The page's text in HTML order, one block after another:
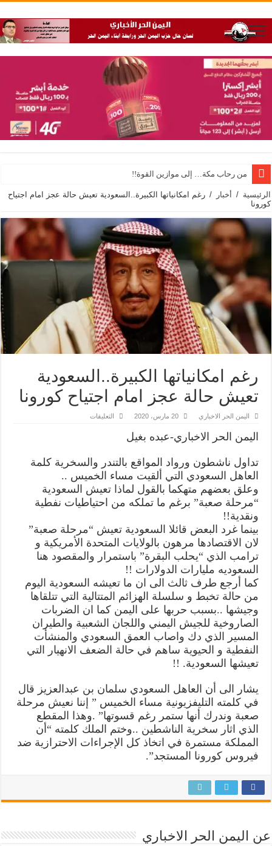
من رحاب مكة… إلى موازين القوة!!
الرئيسية / أخبار / رغم امكانياتها الكبيرة..السعودية تعيش حالة عجز امام اجتياح
كورونا
رغم امكانياتها الكبيرة..السعودية
تعيش حالة عجز امام اجتياح كورونا
اليمن الحر الاخباري 20 مارس، 2020 التعليقات
عجز
اجتياح
كورونا
مغلقة
اليمن الحر الاخباري-عبده بغيل
تداول ناشطون ورواد المواقع بالتندر والسخرية كلمة
العاهل السعودي التي ألقيت مساء الخميس ..
وعلق بعضهم متهكما بالقول لماذا تعيش السعودية
“مرحلة صعبة” برغم ما تملكه من احتياطيات نفطية
ونقدية!!
بينما غرد البعض قائلا السعودية تعيش “مرحلة صعبة”
لان الاقتصادها مرهون بالولايات المتحدة الأمريكية و
ترامب الذي “يحلب البقرة” باستمرار والمقصود هنا
السعوديه مليارات الدولارات !!
كما أرجع طرف ثالث الى ان ما تعيشه السعودية اليوم
من حالة تخبط و سلسلة الهزائم المتتالية التي تتلقاها
وجيشها ..بسبب حربها على اليمن كما ان الضربات
الصاروخية للجيش اليمني واللجان الشعبية والطيران
المسير الذي دك واصاب العمق السعودي والمنشأت
النفطية و الحيوية ساهم في حالة الضعف الانهيار التي
تعيشها السعودية. !!
يشار الى أن العاهل السعودي سلمان بن عبدالعزيز قال
في كلمته التليفزيونية مساء الخميس ” إننا نعيش مرحلة
صعبة وندرك أنها ستمر رغم قسوتها” .وهذا المقطع
الذي اثار سخرية الناشطين ..وختم الملك كلمته “أن
المملكة مستمرة في اتخاذ كل الإجراءات الاحترازية ضد
فيروس كورونا المستجد”.
عن اليمن الحر الاخباري